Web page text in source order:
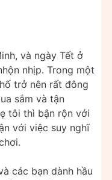
và ngày Tết ở
nhịp. Trong một
trở nên rất đông
sắm và tận
tôi thì bận rộn với
với việc suy nghĩ
các bạn dành hầu